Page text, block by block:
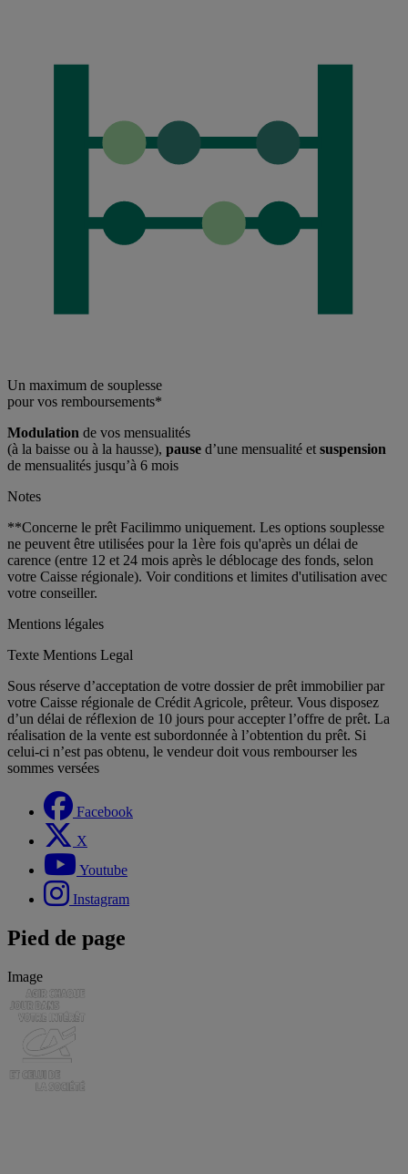
Un maximum de souplesse
pour vos remboursements*
Modulation de vos mensualités
(à la baisse ou à la hausse), pause d’une mensualité etsuspension
de mensualités jusqu’à 6 mois
Notes
**Concerne le prêt Facilimmo uniquement. Les options souplesse
ne peuvent être utilisées pour la 1ère fois qu'après un délai de
carence (entre 12 et 24 mois après le déblocage des fonds, selon
votre Caisse régionale). Voir conditions et limites d'utilisation avec
votre conseiller.
Mentions légales
Texte Mentions Legal
Sous réserve d’acceptation de votre dossier de prêt immobilier par
votre Caisse régionale de Crédit Agricole, prêteur. Vous disposez
d’un délai de réflexion de 10 jours pour accepter l’offre de prêt. La
réalisation de la vente est subordonnée à l’obtention du prêt. Si
celui-ci n’est pas obtenu, le vendeur doit vous rembourser les
sommes versées
Facebook
X
Youtube
Instagram
Pied de page
Image